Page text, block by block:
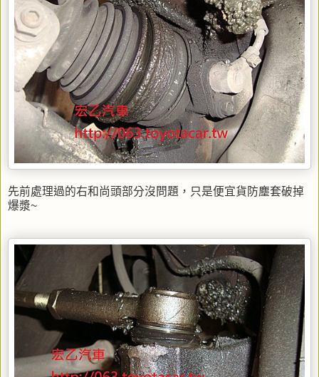
先前處理過的右和尚頭部分沒問題，只是便宜貨防塵套破掉
爆漿~